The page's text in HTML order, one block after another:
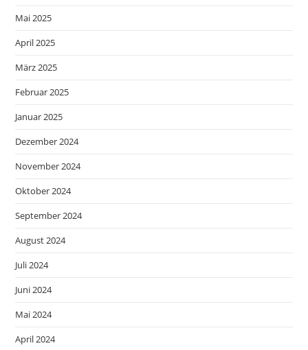
Mai 2025
April 2025
März 2025
Februar 2025
Januar 2025
Dezember 2024
November 2024
Oktober 2024
September 2024
August 2024
Juli 2024
Juni 2024
Mai 2024
April 2024